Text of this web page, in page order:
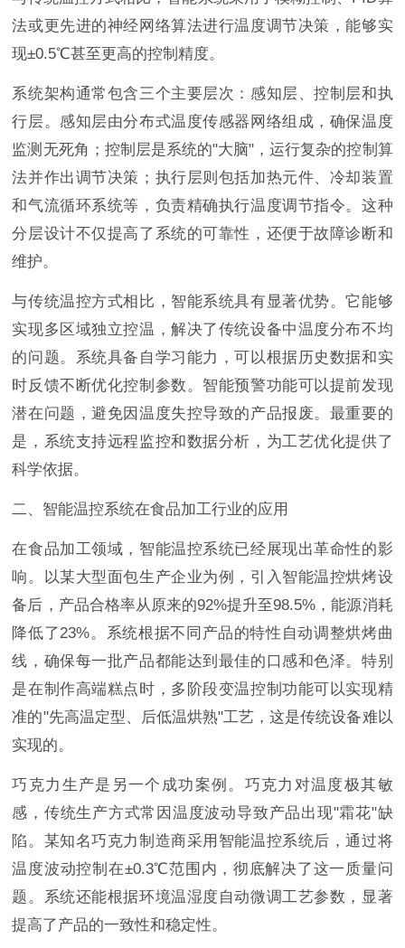
法或更先进的神经网络算法进行温度调节决策，能够实
现±0.5℃甚至更高的控制精度。
系统架构通常包含三个主要层次：感知层、控制层和执
行层。感知层由分布式温度传感器网络组成，确保温度
监测无死角；控制层是系统的"大脑"，运行复杂的控制算
法并作出调节决策；执行层则包括加热元件、冷却装置
和气流循环系统等，负责精确执行温度调节指令。这种
分层设计不仅提高了系统的可靠性，还便于故障诊断和
维护。
与传统温控方式相比，智能系统具有显著优势。它能够
实现多区域独立控温，解决了传统设备中温度分布不均
的问题。系统具备自学习能力，可以根据历史数据和实
时反馈不断优化控制参数。智能预警功能可以提前发现
潜在问题，避免因温度失控导致的产品报废。最重要的
是，系统支持远程监控和数据分析，为工艺优化提供了
科学依据。
二、智能温控系统在食品加工行业的应用
在食品加工领域，智能温控系统已经展现出革命性的影
响。以某大型面包生产企业为例，引入智能温控烘烤设
备后，产品合格率从原来的92%提升至98.5%，能源消耗
降低了23%。系统根据不同产品的特性自动调整烘烤曲
线，确保每一批产品都能达到最佳的口感和色泽。特别
是在制作高端糕点时，多阶段变温控制功能可以实现精
准的"先高温定型、后低温烘熟"工艺，这是传统设备难以
实现的。
巧克力生产是另一个成功案例。巧克力对温度极其敏
感，传统生产方式常因温度波动导致产品出现"霜花"缺
陷。某知名巧克力制造商采用智能温控系统后，通过将
温度波动控制在±0.3℃范围内，彻底解决了这一质量问
题。系统还能根据环境温湿度自动微调工艺参数，显著
提高了产品的一致性和稳定性。